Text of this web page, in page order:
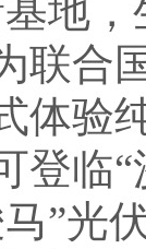
地
联合
体验
登临
”光